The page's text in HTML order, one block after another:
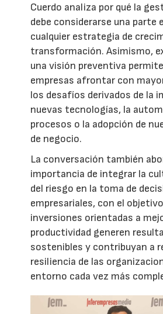
Cuerdo analiza por qué la
debe considerarse una parte
cualquier estrategia de
transformación. Asimismo,
una visión preventiva
empresas afrontar con
los desafíos derivados de la
nuevas tecnologías, la
procesos o la adopción de
de negocio.
La conversación también
importancia de integrar la
del riesgo en la toma de
empresariales, con el
inversiones orientadas a
productividad generen
sostenibles y contribuyan a
resiliencia de las
entorno cada vez más